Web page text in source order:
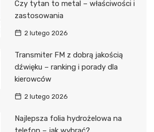
Czy tytan to metal – właściwości i
zastosowania
2 lutego 2026
Transmiter FM z dobrą jakością
dźwięku – ranking i porady dla
kierowców
2 lutego 2026
Najlepsza folia hydrożelowa na